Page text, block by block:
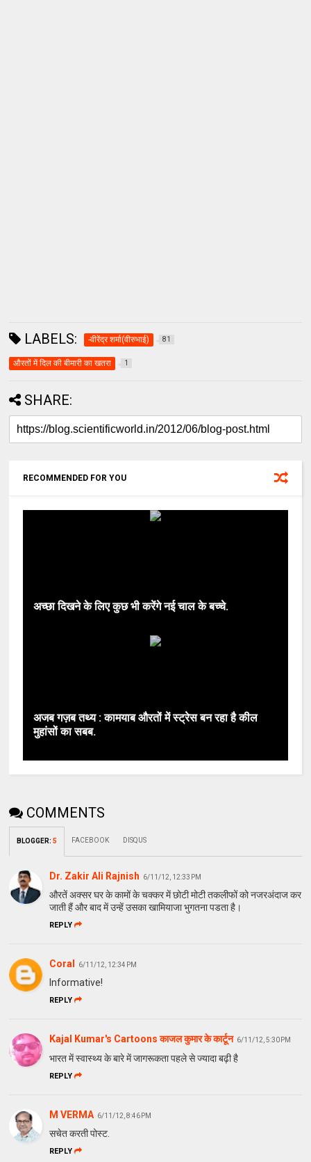
LABELS: -वीरेंद्र शर्मा(वीरुभाई) 81
औरतों में दिल की बीमारी का खतरा 1
SHARE:
RECOMMENDED FOR YOU
अच्छा दिखने के लिए कुछ भी करेंगे नई चाल के बच्चे.
अजब गज़ब तथ्य : कामयाब औरतों में स्ट्रेस बन रहा है कील
मुहांसों का सबब.
COMMENTS
BLOGGER:5 FACEBOOK DISQUS
Dr. Zakir Ali Rajnish 6/11/12, 12:33 PM
औरतें अक्सर घर के कामों के चक्कर में छोटी मोटी तकलीफों को नजरअंदाज कर
जाती हैं और बाद में उन्हें उसका खामियाजा भुगतना पडता है।
REPLY
Coral 6/11/12, 12:34 PM
Informative!
REPLY
Kajal Kumar's Cartoons काजल कुमार के कार्टून 6/11/12, 5:30 PM
भारत में स्‍वास्‍थ्‍य के बारे में जागरूकता पहले से ज्यादा बढ़ी है
REPLY
M VERMA 6/11/12, 8:46 PM
सचेत करती पोस्ट.
REPLY